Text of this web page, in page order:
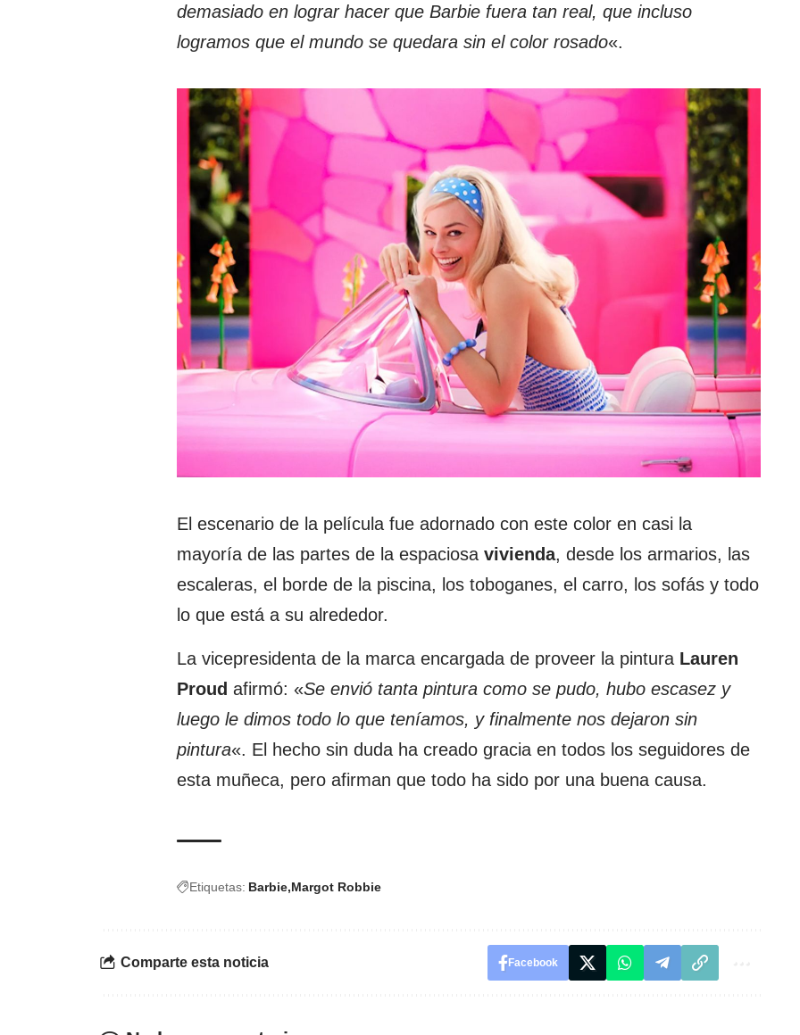
demasiado en lograr hacer que Barbie fuera tan real, que incluso
logramos que el mundo se quedara sin el color rosado«.
El escenario de la película fue adornado con este color en casi la
mayoría de las partes de la espaciosa vivienda, desde los armarios, las
escaleras, el borde de la piscina, los toboganes, el carro, los sofás y todo
lo que está a su alrededor.
La vicepresidenta de la marca encargada de proveer la pintura Lauren
Proud afirmó: «Se envió tanta pintura como se pudo, hubo escasez y
luego le dimos todo lo que teníamos, y finalmente nos dejaron sin
pintura«. El hecho sin duda ha creado gracia en todos los seguidores de
esta muñeca, pero afirman que todo ha sido por una buena causa.
Etiquetas: Barbie Margot Robbie
Comparte esta noticia Facebook